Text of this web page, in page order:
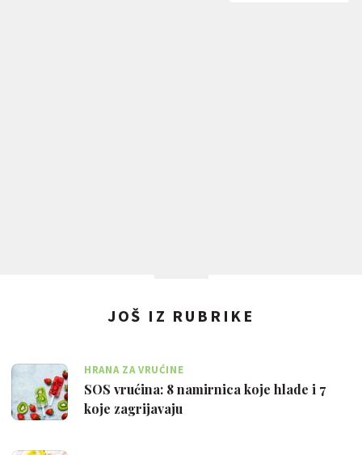
JOŠ IZ RUBRIKE
HRANA ZA VRUĆINE
SOS vrućina: 8 namirnica koje hlade i 7
koje zagrijavaju